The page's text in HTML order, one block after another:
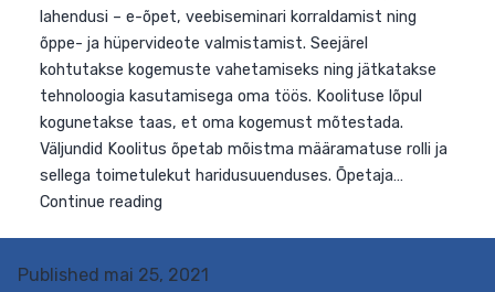
Eesmärk Saada lahti määramatusest, mida tekitab
tehnoloogia kasutamine õppetöös. Selleks osaletakse
õpitoas, kus tutvustatakse erinevaid tehnoloogilisi
lahendusi – e-õpet, veebiseminari korraldamist ning
Published mai 25, 2021